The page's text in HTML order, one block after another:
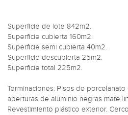
Superficie de lote 842m2.
Superficie cubierta 160m2.
Superficie semi cubierta 40m2.
Superficie descubierta 25m2.
Superficie total 225m2.
Terminaciones: Pisos de
aberturas de aluminio negras mate
Revestimiento plástico exterior.